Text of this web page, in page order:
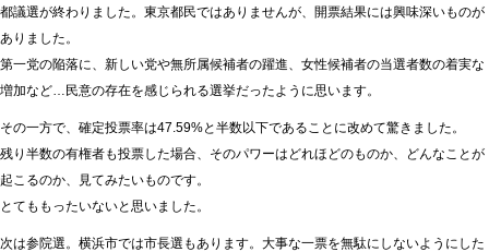
都議選が終わりました。東京都民ではありませんが、開票結果には興味深いものが
ありました。
第一党の陥落に、新しい党や無所属候補者の躍進、女性候補者の当選者数の着実な
増加など…民意の存在を感じられる選挙だったように思います。
その一方で、確定投票率は47.59%と半数以下であることに改めて驚きました。
残り半数の有権者も投票した場合、そのパワーはどれほどのものか、どんなことが
起こるのか、見てみたいものです。
とてももったいないと思いました。
次は参院選。横浜市では市長選もあります。大事な一票を無駄にしないようにした